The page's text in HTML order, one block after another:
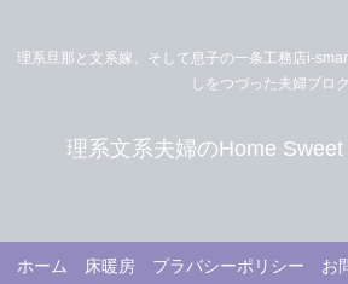
理系旦那と文系嫁、そして息子の一条工務店i-
しをつづった夫婦ブロ
理系文系夫婦のHome
ホーム 床暖房 プラバシーポリシー お